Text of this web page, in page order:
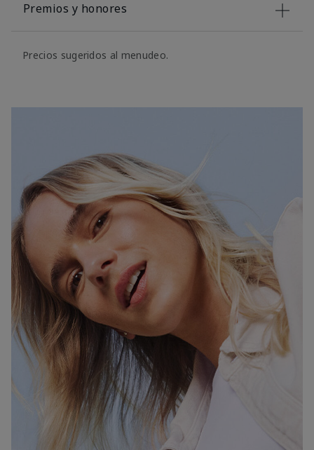
Premios y honores
Precios sugeridos al menudeo.